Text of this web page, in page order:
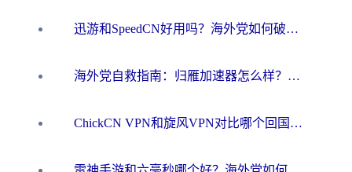
迅游和SpeedCN好用吗？海外党如何破解那道看不见的墙
海外党自救指南：归雁加速器怎么样？教你避开坑实现国内资源无缝访问
ChickCN VPN和旋风VPN对比哪个回国效果更好？海外用户的选择困境与出路